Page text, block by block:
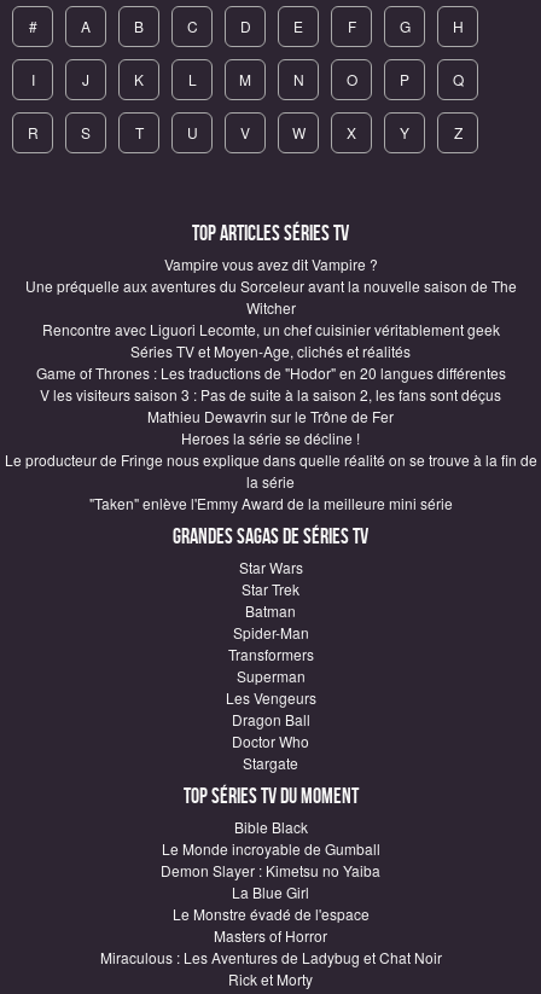
# A B C D E F G H
I J K L M N O P Q
R S T U V W X Y Z
Top articles Séries TV
Vampire vous avez dit Vampire ?
Une préquelle aux aventures du Sorceleur avant la nouvelle saison de The
Witcher
Rencontre avec Liguori Lecomte, un chef cuisinier véritablement geek
Séries TV et Moyen-Age, clichés et réalités
Game of Thrones : Les traductions de "Hodor" en 20 langues différentes
V les visiteurs saison 3 : Pas de suite à la saison 2, les fans sont déçus
Mathieu Dewavrin sur le Trône de Fer
Heroes la série se décline !
Le producteur de Fringe nous explique dans quelle réalité on se trouve à la fin de
la série
"Taken" enlève l'Emmy Award de la meilleure mini série
Grandes sagas de Séries TV
Star Wars
Star Trek
Batman
Spider-Man
Transformers
Superman
Les Vengeurs
Dragon Ball
Doctor Who
Stargate
Top Séries TV du moment
Bible Black
Le Monde incroyable de Gumball
Demon Slayer : Kimetsu no Yaiba
La Blue Girl
Le Monstre évadé de l'espace
Masters of Horror
Miraculous : Les Aventures de Ladybug et Chat Noir
Rick et Morty